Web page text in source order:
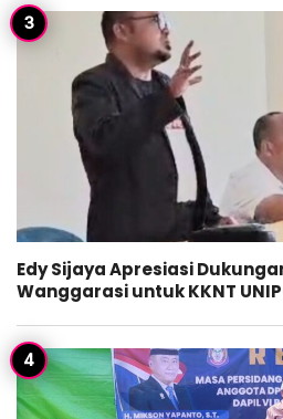
Edy Sijaya Apresiasi
Wanggarasi untuk KKNT